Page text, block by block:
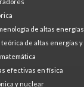
de altas energías
teórica de altas energías y
efectivas en física
y nuclear